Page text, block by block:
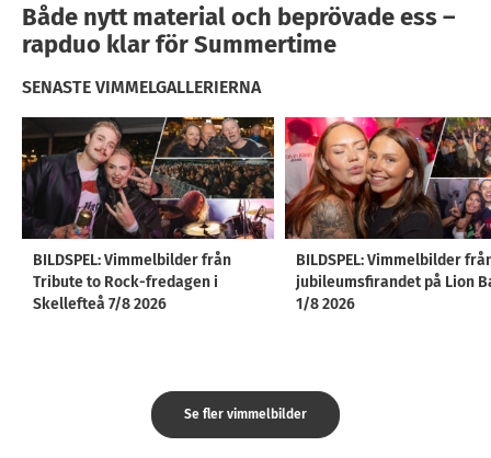
Både nytt material och beprövade ess –
rapduo klar för Summertime
SENASTE VIMMELGALLERIERNA
BILDSPEL: Vimmelbilder från
Tribute to Rock-fredagen i
Skellefteå 7/8 2026
BILDSPEL: Vimmelbilder
jubileumsfirandet på Lion
1/8 2026
Se fler vimmelbilder